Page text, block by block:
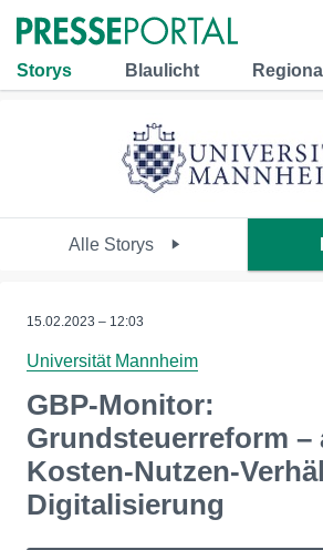
Storys Blaulicht Regional
Alle Storys
15.02.2023 – 12:03
Universität Mannheim
GBP-Monitor:
Grundsteuerreform –
Kosten-Nutzen-
Digitalisierung